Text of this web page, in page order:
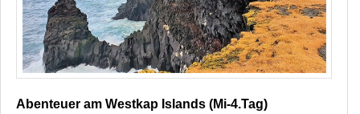
Abenteuer am Westkap Islands (Mi-4.Tag)